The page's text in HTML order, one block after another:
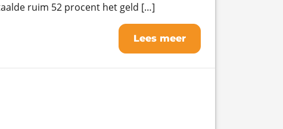
ruim 52 procent het geld […]
Lees meer